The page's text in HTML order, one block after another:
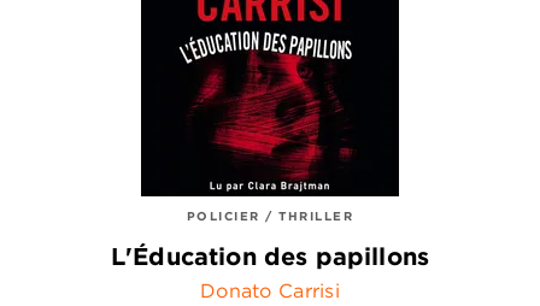
POLICIER / THRILLER
L'Éducation des papillons
Donato Carrisi